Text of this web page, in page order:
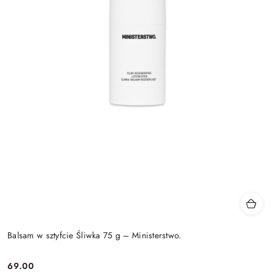
Balsam w sztyfcie Śliwka 75 g – Ministerstwo.
69.00